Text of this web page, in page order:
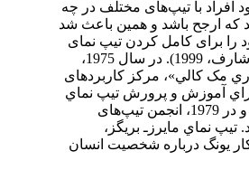
افراد با تیپ‌های مختلف در چه
که ارجح باشد و همین باعث شد
را برای کامل کردن تیپ نمای
مایرز- بریگز صرف کند(شارف، 1999). در سال 1975،
مک کالي»، مرکز کاربردهای
آموزش و پرورش تیپ نماي
مايرزـ بريگز را بنا نهادند و در 1979، انجمن تيپ‌های
نماي مايرزـ بريگز،
يونگ درباره شخصيت انسان